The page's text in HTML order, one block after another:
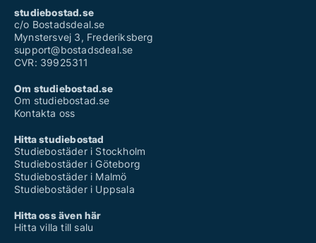
studiebostad.se
c/o Bostadsdeal.se
Mynstersvej 3, Frederiksberg
support@bostadsdeal.se
CVR: 39925311
Om studiebostad.se
Om studiebostad.se
Kontakta oss
Hitta studiebostad
Studiebostäder i Stockholm
Studiebostäder i Göteborg
Studiebostäder i Malmö
Studiebostäder i Uppsala
Hitta oss även här
Hitta villa till salu